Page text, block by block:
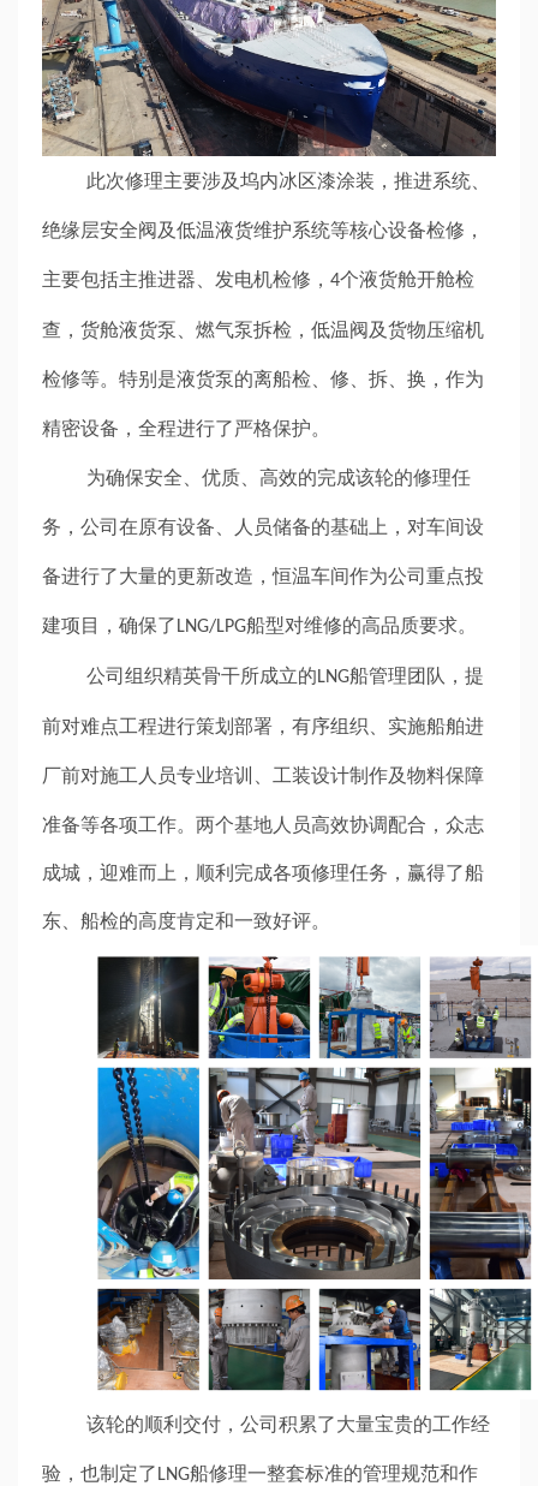
此次修理主要涉及坞内冰区漆涂装，推进系统、
绝缘层安全阀及低温液货维护系统等核心设备检修，
主要包括主推进器、发电机检修， 4个液货舱开舱检
查，货舱液货泵、燃气泵拆检，低温阀及货物压缩机
检修等。特别是液货泵的离船检、修、拆、换，作为
精密设备，全程进行了严格保护。
为确保安全、优质、高效的完成该轮的修理任
务，公司在原有设备、人员储备的基础上，对车间设
备进行了大量的更新改造，恒温车间作为公司重点投
建项目，确保了 LNG/LPG船型对维修的高品质要求。
公司组织精英骨干所成立的LNG船管理团队，提
前对难点工程进行策划部署，有序组织、实施船舶进
厂前对施工人员专业培训、工装设计制作及物料保障
准备等各项工作。 两个基地人员高效协调配合 ，众志
成城，迎难而上，顺利完成各项修理任务，赢得了船
东、船检的高度肯定和一致好评。
该轮的顺利交付，公司积累了大量宝贵的工作经
验，也制定了 LNG船修理一整套标准的管理规范和作